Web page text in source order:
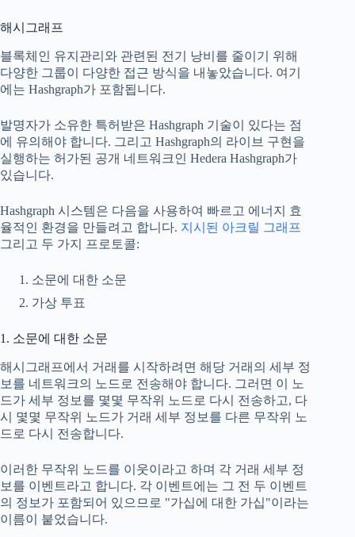
해시그래프
블록체인 유지관리와 관련된 전기 낭비를 줄이기 위해
다양한 그룹이 다양한 접근 방식을 내놓았습니다. 여기
에는 Hashgraph가 포함됩니다.
발명자가 소유한 특허받은 Hashgraph 기술이 있다는 점
에 유의해야 합니다. 그리고 Hashgraph의 라이브 구현을
실행하는 허가된 공개 네트워크인 Hedera Hashgraph가
있습니다.
Hashgraph 시스템은 다음을 사용하여 빠르고 에너지 효
율적인 환경을 만들려고 합니다. 지시된 아크릴 그래프
그리고 두 가지 프로토콜:
소문에 대한 소문
가상 투표
1. 소문에 대한 소문
해시그래프에서 거래를 시작하려면 해당 거래의 세부 정
보를 네트워크의 노드로 전송해야 합니다. 그러면 이 노
드가 세부 정보를 몇몇 무작위 노드로 다시 전송하고, 다
시 몇몇 무작위 노드가 거래 세부 정보를 다른 무작위 노
드로 다시 전송합니다.
이러한 무작위 노드를 이웃이라고 하며 각 거래 세부 정
보를 이벤트라고 합니다. 각 이벤트에는 그 전 두 이벤트
의 정보가 포함되어 있으므로 "가십에 대한 가십"이라는
이름이 붙었습니다.